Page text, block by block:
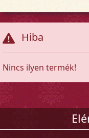
Hiba
Nincs ilyen termék!